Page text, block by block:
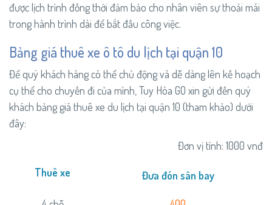
được lịch trình đồng thời đảm bảo cho nhân viên sự thoải mái
trong hành trình dài để bắt đầu công việc.
Bảng giá thuê xe ô tô du lịch tại quận 10
Để quý khách hàng có thể chủ động và dễ dàng lên kế hoạch
cụ thể cho chuyến đi của mình, Tuy Hòa GO xin gửi đến quý
khách bảng giá thuê xe du lịch tại quận 10 (tham khảo) dưới
đây:
Đơn vị tính: 1000 vnđ
Thuê xe
Đưa đón sân bay